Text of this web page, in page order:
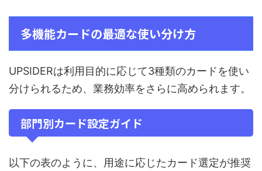
多機能カードの最適な使い分け方
UPSIDERは利用目的に応じて3種類のカードを使い
分けられるため、業務効率をさらに高められます。
部門別カード設定ガイド
以下の表のように、用途に応じたカード選定が推奨